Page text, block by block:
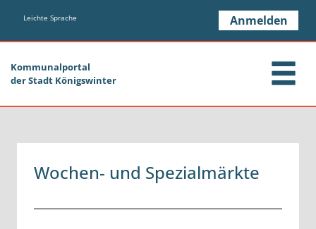
Zum Hauptinhalt springen
Leichte Sprache Anmelden
Kommunalportal
der Stadt Königswinter
Wochen- und Spezialmärkte